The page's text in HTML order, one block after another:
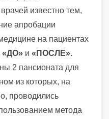
известно тем,
апробации
на пациентах
«ДО» и «ПОСЛЕ».
2 пансионата для
из которых, на
проводились
метода